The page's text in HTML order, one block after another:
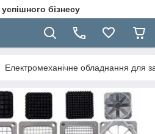
бізнесу
Електромеханічне обладнання для